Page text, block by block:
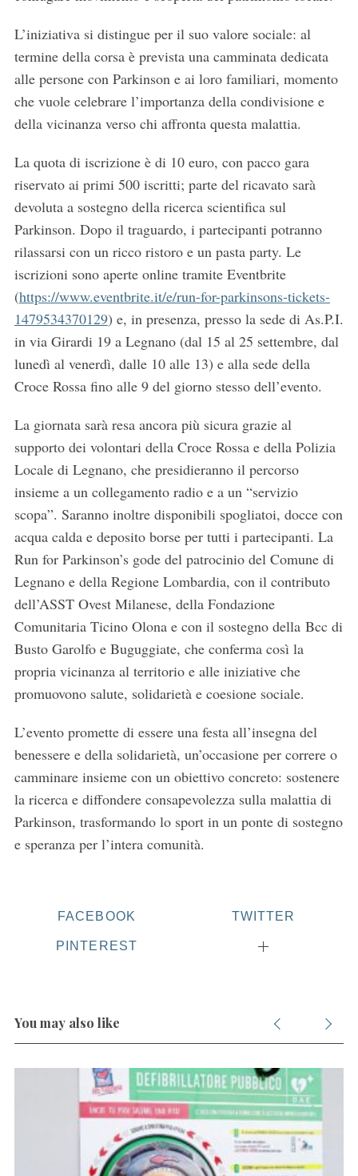
L’iniziativa si distingue per il suo valore sociale: al
termine della corsa è prevista una camminata dedicata
alle persone con Parkinson e ai loro familiari, momento
che vuole celebrare l’importanza della condivisione e
della vicinanza verso chi affronta questa malattia.
La quota di iscrizione è di 10 euro, con pacco gara
riservato ai primi 500 iscritti; parte del ricavato sarà
devoluta a sostegno della ricerca scientifica sul
Parkinson. Dopo il traguardo, i partecipanti potranno
rilassarsi con un ricco ristoro e un pasta party. Le
iscrizioni sono aperte online tramite Eventbrite
(https://www.eventbrite.it/e/run-for-parkinsons-tickets-
1479534370129) e, in presenza, presso la sede di As.P.I.
in via Girardi 19 a Legnano (dal 15 al 25 settembre, dal
lunedì al venerdì, dalle 10 alle 13) e alla sede della
Croce Rossa fino alle 9 del giorno stesso dell’evento.
La giornata sarà resa ancora più sicura grazie al
supporto dei volontari della Croce Rossa e della Polizia
Locale di Legnano, che presidieranno il percorso
insieme a un collegamento radio e a un “servizio
scopa”. Saranno inoltre disponibili spogliatoi, docce con
acqua calda e deposito borse per tutti i partecipanti. La
Run for Parkinson’s gode del patrocinio del Comune di
Legnano e della Regione Lombardia, con il contributo
dell’ASST Ovest Milanese, della Fondazione
Comunitaria Ticino Olona e con il sostegno della Bcc di
Busto Garolfo e Buguggiate, che conferma così la
propria vicinanza al territorio e alle iniziative che
promuovono salute, solidarietà e coesione sociale.
L’evento promette di essere una festa all’insegna del
benessere e della solidarietà, un’occasione per correre o
camminare insieme con un obiettivo concreto: sostenere
la ricerca e diffondere consapevolezza sulla malattia di
Parkinson, trasformando lo sport in un ponte di sostegno
e speranza per l’intera comunità.
FACEBOOK TWITTER
PINTEREST
You may also like
e
a
o
r